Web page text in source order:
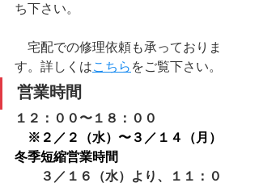
ち下さい。
​　宅配での修理依頼も承っておりま
す。詳しくはこちら をご覧下さい。
営業時間
１２：００〜１８：００
※２／２（水）〜３／１４（月）
冬季短縮営業時間
３／１６（水）より、１１：０